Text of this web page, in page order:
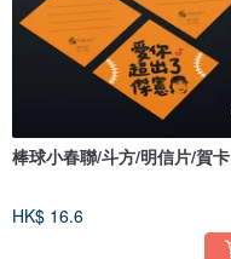
棒球小春聯/斗方/明信片/賀卡
HK$ 16.6